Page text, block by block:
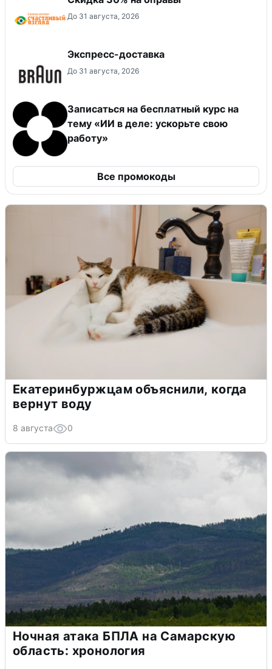
До 31 августа, 2026
Экспресс-доставка
До 31 августа, 2026
Записаться на бесплатный курс на
тему «ИИ в деле: ускорьте свою
работу»
Все промокоды
Екатеринбуржцам объяснили, когда
вернут воду
8 августа 0
Ночная атака БПЛА на Самарскую
область: хронология